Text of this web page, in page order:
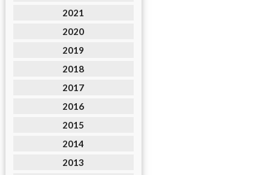
2021
2020
2019
2018
2017
2016
2015
2014
2013